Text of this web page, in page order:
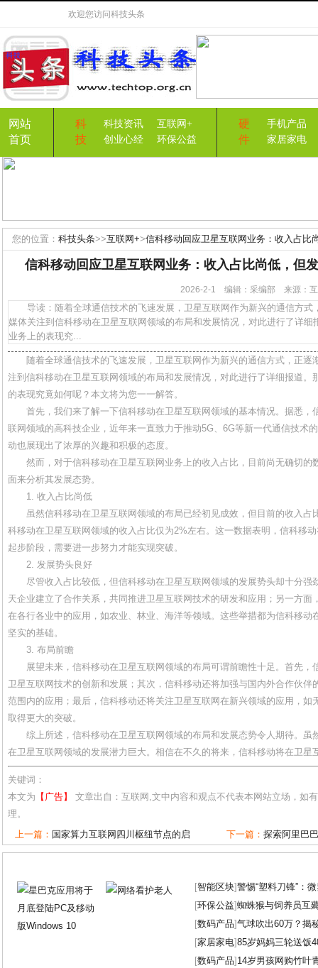
欢迎您访问科技头条
网站
首页
科
技
科技资讯
互联网+
创业心经
环保公益
硬
件
手机产品
家居家电
您的位置： 科技头条>>互联网+>信科移动回应卫星互联网业务：收入占比
信科移动回应卫星互联网业务：收入占比尚低，但
2026-2-1 编辑：采编部 来源：
导读：随着全球通信技术的飞速发展，卫星互联网作为新兴的通信方式
媒体关注到信科移动在卫星互联网领域的布局和发展情况，对此进行了详
业务上的表现究...
随着全球通信技术的飞速发展，卫星互联网作为新兴的通信方式，正逐
注到信科移动在卫星互联网领域的布局和发展情况，对此进行了详细报道。
的表现究竟如何呢？本文将为您一一解答。
首先，我们来了解一下信科移动在卫星互联网领域的基本情况。据悉，
联网领域的高科技企业，近年来一直致力于推动5G、6G等新一代通信技术
动也展现出了浓厚的兴趣和积极的态度。
然而，对于信科移动在卫星互联网业务上的收入占比，目前尚无确切的
面来分析其发展态势。
1. 收入占比尚低
虽然信科移动在卫星互联网领域的布局已经初见成效，但目前的收入占
科移动在卫星互联网领域的收入占比仅为2%左右。这一数据表明，信科移
起步阶段，需要进一步努力才能实现突破。
2. 发展势头良好
尽管收入占比较低，但信科移动在卫星互联网领域的发展势头却十分强
天企业建立了合作关系，共同推进卫星互联网技术的研发和应用；另一方面
在各行各业中的应用，如农业、林业、海洋等领域。这些举措都为信科移动
坚实的基础。
3. 布局前瞻
展望未来，信科移动在卫星互联网领域的布局可谓前瞻性十足。首先，
卫星互联网技术的创新和发展；其次，信科移动还将加强与国内外合作伙伴
范围内的应用；最后，信科移动还将关注卫星互联网在新兴领域的应用，如
取得更大的突破。
综上所述，信科移动在卫星互联网领域的布局和发展态势令人期待。虽
在卫星互联网领域的发展潜力巨大。相信在不久的将来，信科移动将在卫星
关键词：
本文为 【广告】
文章出自：互联网,文中内容和观点不代表本网站立场，如
理。
上一篇： 国家算力互联网四川枢纽节点的启 下一篇： 探索阿里巴
[智能区块]警惕“塑料刀锋”：
[环保公益]蜘蛛猴与饲养员互
[数码产品]气球吹出60万？揭
[家居家电]85岁妈妈三轮送饭
[数码产品] 14岁男孩网购竹叶